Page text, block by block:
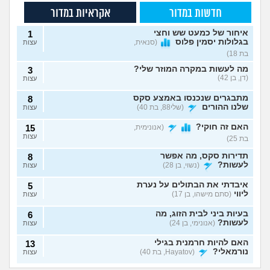
חדשות במדור אקראיות במדור
איחור של כמעט שש וחצי
בגלולות יסמין פלוס
(סנאית,
בת 18)
1
עצות
מה לעשות במקרה המוזר שלי?
(דן, בן 42)
3
עצות
מתבגרים שנכנסו באמצע סקס
שלנו ההורים
(שלי88, בת 40)
8
עצות
האם זה חוקי?
(אנונימית,
בת 25)
15
עצות
תדירות סקס, מה אפשר
לעשות?
(נשוי, בן 28)
8
עצות
איבדתי את הבתולים על נערת
ליווי (סתם מישהו, בן 17)
5
עצות
בעיות ביני לבית הזוג, מה
לעשות? (אנונימי, בן 24)
6
עצות
האם להיות חרמנית בגילי
נורמאלי?
(Hayatov, בת 40)
13
עצות